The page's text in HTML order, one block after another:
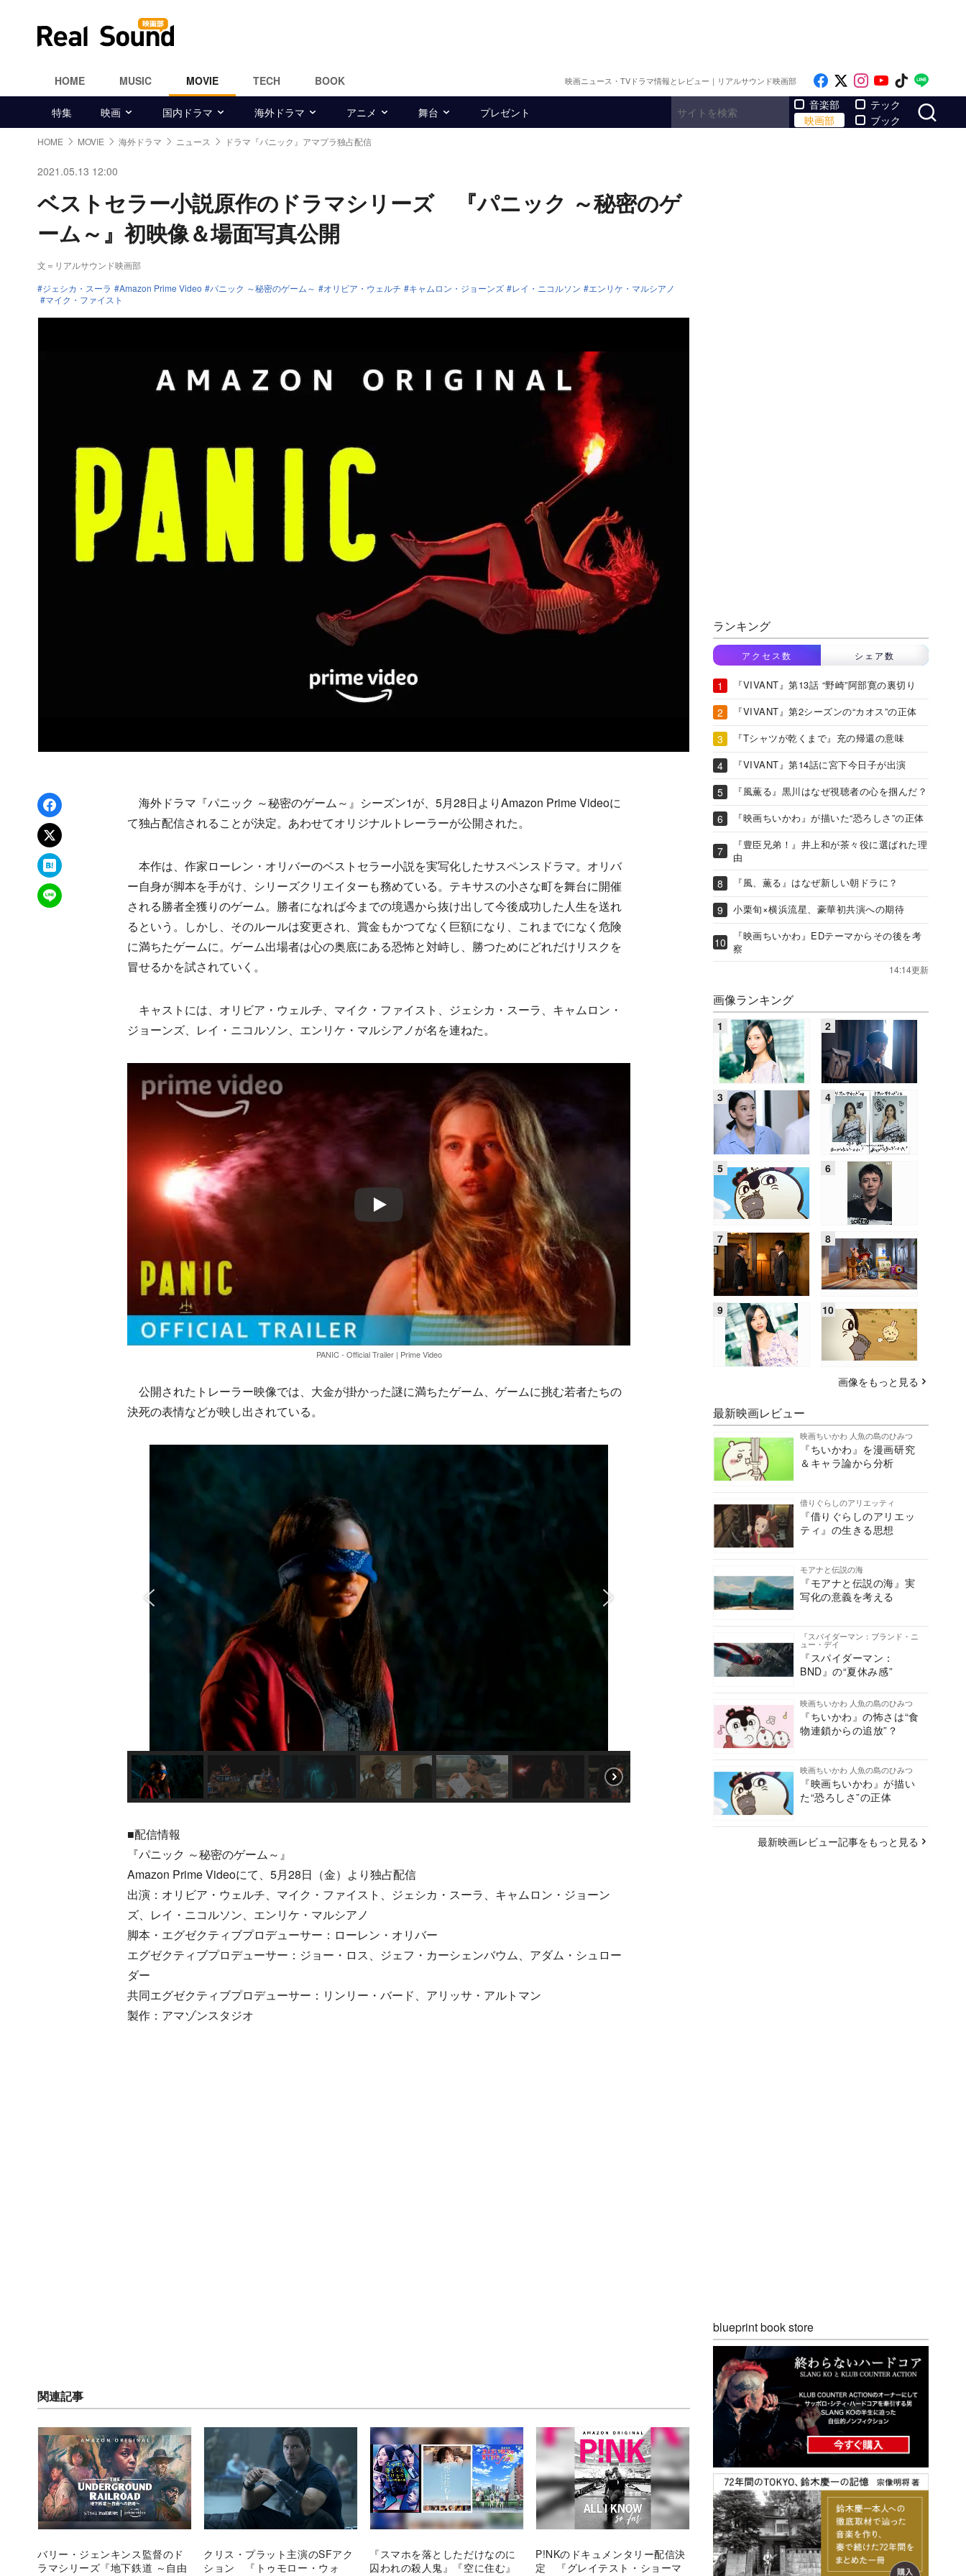
HOME MUSIC MOVIE TECH BOOK 映画ニュース・TVドラマ情報とレビュー｜リアルサウンド映画部 Like on Facebook
Follow on x
Follow on
Follow on
Follow
特集 映画 国内ドラマ 海外ドラマ アニメ 舞台 プレゼント
音楽部
映画部
テック
ブック
HOME MOVIE 海外ドラマ ニュース ドラマ『パニック』アマプラ独占配信
2021.05.13 12:00
ベストセラー小説原作のドラマシリーズ 『パニック ～秘密のゲ
ーム～』初映像＆場面写真公開
文＝リアルサウンド映画部
ジェシカ・スーラ
Amazon Prime Video パニック ～秘密のゲーム～ オリビア・ウェルチ キャムロン・ジョーンズ レイ・ニコルソン
エンリケ・マルシアノ
マイク・ファイスト
Facebookでシェア
xでポスト
はてなブックマーク
LINEで送る
海外ドラマ『パニック ～秘密のゲーム～』シーズン1が、5月28日よりAmazon Prime Videoに
て独占配信されることが決定。あわせてオリジナルトレーラーが公開された。
本作は、作家ローレン・オリバーのベストセラー小説を実写化したサスペンスドラマ。オリバ
ー自身が脚本を手がけ、シリーズクリエイターも務めている。テキサスの小さな町を舞台に開催
される勝者全獲りのゲーム。勝者になれば今までの境遇から抜け出して今後成功した人生を送れ
るという。しかし、そのルールは変更され、賞金もかつてなく巨額になり、これまでになく危険
に満ちたゲームに。ゲーム出場者は心の奥底にある恐怖と対峙し、勝つためにどれだけリスクを
冒せるかを試されていく。
キャストには、オリビア・ウェルチ、マイク・ファイスト、ジェシカ・スーラ、キャムロン・
ジョーンズ、レイ・ニコルソン、エンリケ・マルシアノが名を連ねた。
PANIC - Official Trailer | Prime Video
公開されたトレーラー映像では、大金が掛かった謎に満ちたゲーム、ゲームに挑む若者たちの
決死の表情などが映し出されている。
■配信情報
『パニック ～秘密のゲーム～』
Amazon Prime Videoにて、5月28日（金）より独占配信
出演：オリビア・ウェルチ、マイク・ファイスト、ジェシカ・スーラ、キャムロン・ジョーン
ズ、レイ・ニコルソン、エンリケ・マルシアノ
脚本・エグゼクティブプロデューサー：ローレン・オリバー
エグゼクティブプロデューサー：ジョー・ロス、ジェフ・カーシェンバウム、アダム・シュロー
ダー
共同エグゼクティブプロデューサー：リンリー・バード、アリッサ・アルトマン
製作：アマゾンスタジオ
関連記事
バリー・ジェンキンス監督のド
ラマシリーズ『地下鉄道 ～自由
クリス・プラット主演のSFアク
ション 『トゥモロー・ウォ
『スマホを落としただけなのに
囚われの殺人鬼』『空に住む』
P!NKのドキュメンタリー配信決
定 『グレイテスト・ショーマ
ランキング
アクセス数 シェア数
『VIVANT』第13話 “野崎”阿部寛の裏切り
『VIVANT』第2シーズンの“カオス”の正体
『Tシャツが乾くまで』充の帰還の意味
『VIVANT』第14話に宮下今日子が出演
『風薫る』黒川はなぜ視聴者の心を掴んだ？
『映画ちいかわ』が描いた“恐ろしさ”の正体
『豊臣兄弟！』井上和が茶々役に選ばれた理
由
『風、薫る』はなぜ新しい朝ドラに？
小栗旬×横浜流星、豪華初共演への期待
『映画ちいかわ』EDテーマからその後を考
察
14:14更新
画像ランキング
画像をもっと見る
最新映画レビュー
映画ちいかわ 人魚の島のひみつ
『ちいかわ』を漫画研究
＆キャラ論から分析
借りぐらしのアリエッティ
『借りぐらしのアリエッ
ティ』の生きる思想
モアナと伝説の海
『モアナと伝説の海』実
写化の意義を考える
『スパイダーマン：ブランド・ニ
ュー・デイ
『スパイダーマン：
BND』の“夏休み感”
映画ちいかわ 人魚の島のひみつ
『ちいかわ』の怖さは“食
物連鎖からの追放”？
映画ちいかわ 人魚の島のひみつ
『映画ちいかわ』が描い
た“恐ろしさ”の正体
最新映画レビュー記事をもっと見る
blueprint book store